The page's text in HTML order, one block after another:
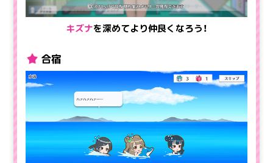
キズナを深めてより仲良くなろう！
合宿